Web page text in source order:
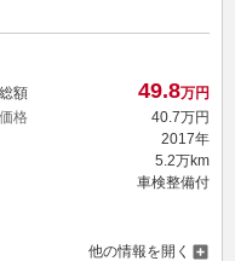
額 49.8万円
格
40.7万円
2017年
5.2万km
車検整備付
他の情報を開く